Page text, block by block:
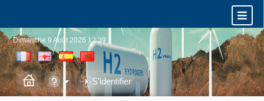
Dimanche 9 Août 2026 12:39
S'identifier